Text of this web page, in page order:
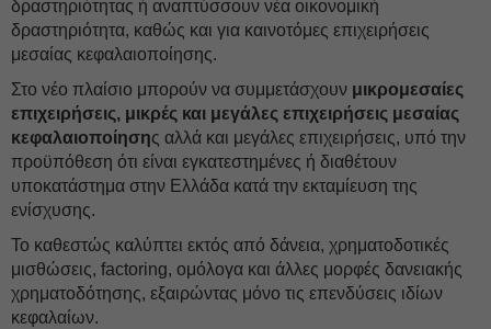
δραστηριότητας ή αναπτύσσουν νέα οικονομική
δραστηριότητα, καθώς και για καινοτόμες επιχειρήσεις
μεσαίας κεφαλαιοποίησης.
Στο νέο πλαίσιο μπορούν να συμμετάσχουν μικρομεσαίες
επιχειρήσεις, μικρές και μεγάλες επιχειρήσεις μεσαίας
κεφαλαιοποίησης αλλά και μεγάλες επιχειρήσεις, υπό την
προϋπόθεση ότι είναι εγκατεστημένες ή διαθέτουν
υποκατάστημα στην Ελλάδα κατά την εκταμίευση της
ενίσχυσης.
Το καθεστώς καλύπτει εκτός από δάνεια, χρηματοδοτικές
μισθώσεις, factoring, ομόλογα και άλλες μορφές δανειακής
χρηματοδότησης, εξαιρώντας μόνο τις επενδύσεις ιδίων
κεφαλαίων.